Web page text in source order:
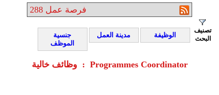
288 فرصة عمل
تصنيف
البحث
الوظيفة مدينة العمل
جنسية
الموظف
وظائف خالية : Programmes Coordinator